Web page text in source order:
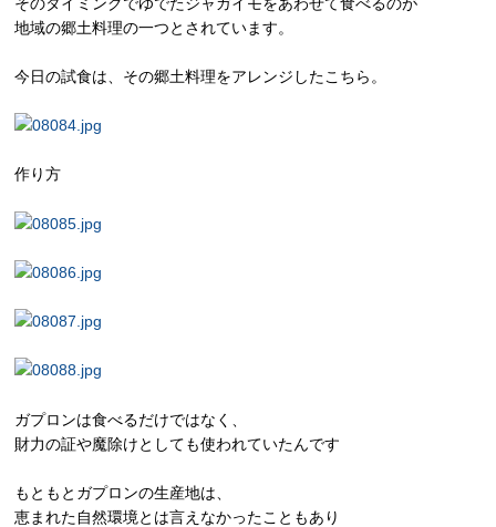
地域の郷土料理の一つとされています。
今日の試食は、その郷土料理をアレンジしたこちら。
作り方
ガプロンは食べるだけではなく、
財力の証や魔除けとしても使われていたんです
もともとガプロンの生産地は、
恵まれた自然環境とは言えなかったこともあり